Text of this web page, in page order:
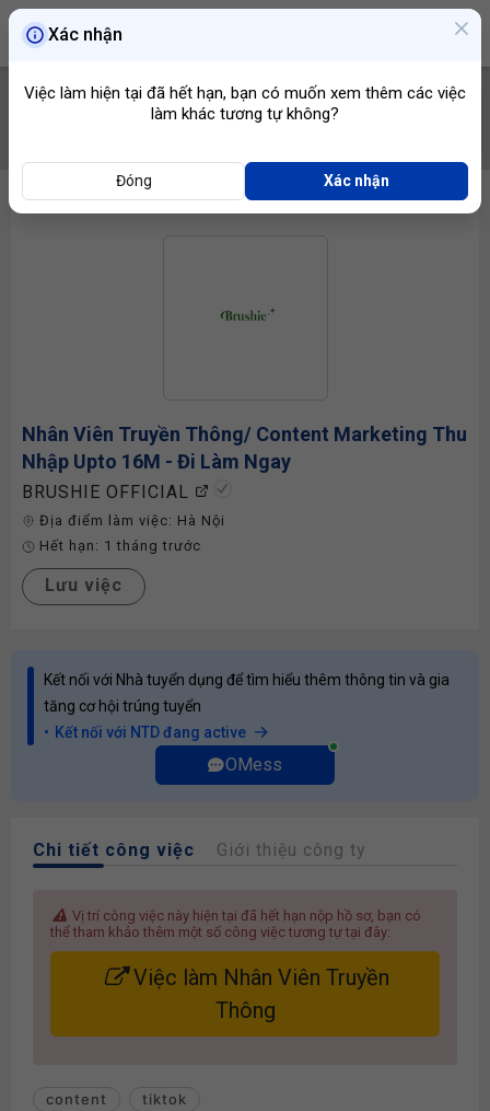
Nhân Viên Truyền Thông/ Content Marketing Thu
Nhập Upto 16M - Đi Làm Ngay
BRUSHIE OFFICIAL
Địa điểm làm việc: Hà Nội
Hết hạn: 1 tháng trước
Lưu việc
Kết nối với Nhà tuyển dụng để tìm hiểu thêm thông tin và gia
tăng cơ hội trúng tuyển
Kết nối với NTD đang active
OMess
Chi tiết công việc Giới thiệu công ty
Vị trí công việc này hiện tại đã hết hạn nộp hồ sơ, bạn có
thể tham khảo thêm một số công việc tương tự tại đây:
Việc làm Nhân Viên Truyền
Thông
content tiktok
Xác nhận
Việc làm hiện tại đã hết hạn, bạn có muốn xem thêm các việc
làm khác tương tự không?
Đóng Xác nhận